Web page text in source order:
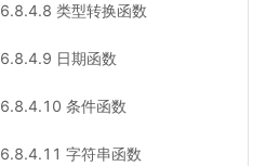
6.8.4.8 类型转换函数
6.8.4.9 日期函数
6.8.4.10 条件函数
6.8.4.11 字符串函数